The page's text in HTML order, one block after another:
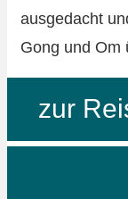
ausgedacht
Gong und Om
zur